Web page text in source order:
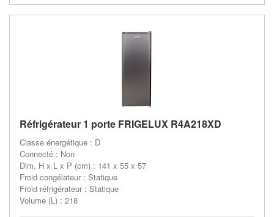
Réfrigérateur 1 porte FRIGELUX R4A218XD
Classe énergétique : D
Connecté : Non
Dim. H x L x P (cm) : 141 x 55 x 57
Froid congélateur : Statique
Froid réfrigérateur : Statique
Volume (L) : 218